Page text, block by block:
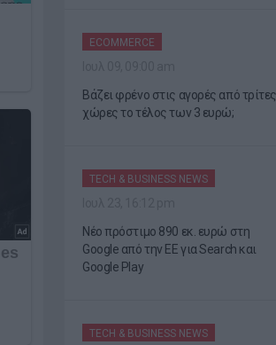
ECOMMERCE
Βάζει φρένο στις αγορές από τρίτες
χώρες το τέλος των 3 ευρώ;
TECH & BUSINESS NEWS
Νέο πρόστιμο 890 εκ. ευρώ στη
Google από την ΕΕ για Search και
Google Play
TECH & BUSINESS NEWS